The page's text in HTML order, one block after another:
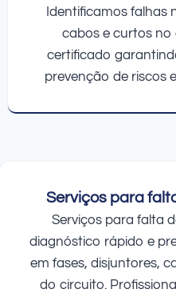
Identificamos falhas
cabos e curtos no
certificado
prevenção de riscos
Serviços para
Serviços para falta
diagnóstico rápido e
em fases, disjuntores,
do circuito.